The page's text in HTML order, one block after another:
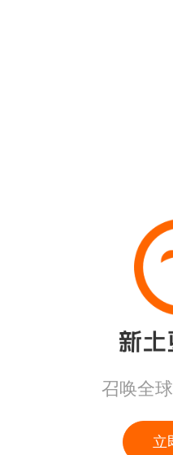
召唤全
立